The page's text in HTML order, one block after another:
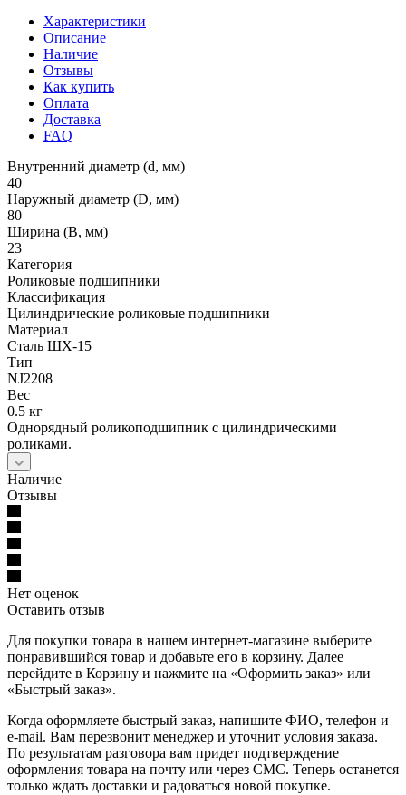
Характеристики
Описание
Наличие
Отзывы
Как купить
Оплата
Доставка
FAQ
Внутренний диаметр (d, мм)
40
Наружный диаметр (D, мм)
80
Ширина (B, мм)
23
Категория
Роликовые подшипники
Классификация
Цилиндрические роликовые подшипники
Материал
Сталь ШХ-15
Тип
NJ2208
Вес
0.5 кг
Однорядный роликоподшипник с цилиндрическими
роликами.
Наличие
Отзывы
Нет оценок
Оставить отзыв
Для покупки товара в нашем интернет-магазине выберите
понравившийся товар и добавьте его в корзину. Далее
перейдите в Корзину и нажмите на «Оформить заказ» или
«Быстрый заказ».
Когда оформляете быстрый заказ, напишите ФИО, телефон и
e-mail. Вам перезвонит менеджер и уточнит условия заказа.
По результатам разговора вам придет подтверждение
оформления товара на почту или через СМС. Теперь останется
только ждать доставки и радоваться новой покупке.